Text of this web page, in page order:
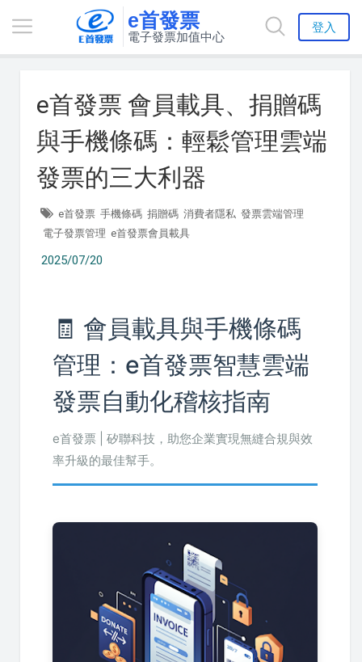
e首發票
電子發票加值中心
登入
e首發票 會員載具、捐贈碼
與手機條碼：輕鬆管理雲端
發票的三大利器
e首發票 手機條碼 捐贈碼 消費者隱私 發票雲端管理
電子發票管理 e首發票會員載具
2025/07/20
🧾 會員載具與手機條碼
管理：e首發票智慧雲端
發票自動化稽核指南
e首發票 | 矽聯科技，助您企業實現無縫合規與效
率升級的最佳幫手。